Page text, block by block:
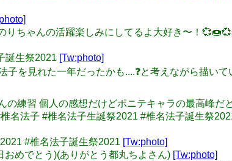
ちゃんの活躍楽しみにしてるよ大好き〜！
誕生祭2021 [Tw:photo]
を見れた一年だったかも....❓と考えながら描い
練習 個人の感想だけどポニテキャラの最高峰だ
名法子 #椎名法子生誕祭2021 #椎名法子誕生祭
#椎名法子誕生祭2021 [Tw:photo]
めでとう)(ありがとう都丸ちよさん) [Tw:photo]